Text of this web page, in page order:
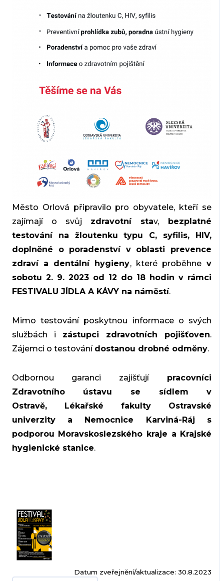
Město Orlová připravilo pro obyvatele, kteří se
zajímají o svůj zdravotní stav, bezplatné
testování na žloutenku typu C, syfilis, HIV,
doplněné o poradenství v oblasti prevence
zdraví a dentální hygieny, které proběhnev
sobotu 2. 9. 2023 od 12 do 18 hodin v rámci
FESTIVALU JÍDLA A KÁVY na náměstí.
Mimo testování poskytnou informace o svých
službách i zástupci zdravotních pojišťoven.
Zájemci o testování dostanou drobné odměny.
Odbornou garanci zajišťujípracovníci
Zdravotního ústavu se sídlem v
Ostravě, Lékařské fakulty Ostravské
univerzity a Nemocnice Karviná-Ráj s
podporou Moravskoslezského kraje a Krajské
hygienické stanice.
Datum zveřejnění/aktualizace: 30.8.2023